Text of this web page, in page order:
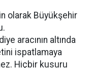
olarak Büyükşehir
aracının altında
ispatlamaya
Hiçbir kusuru